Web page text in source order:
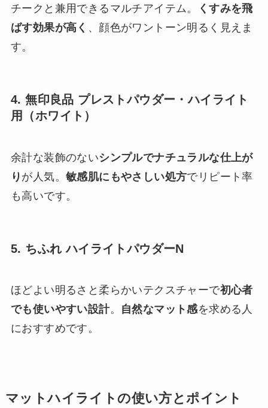
チークと兼用できるマルチアイテム。
くすみを飛
ばす効果が高く 、顔色がワントーン明るく見えま
す。
4. 無印良品 プレストパウダー・ハイライト
用（ホワイト）
余計な装飾のないシンプルでナチュラルな仕上が
り が人気。 敏感肌にもやさしい処方でリピート率
も高いです。
5. ちふれ ハイライトパウダーN
ほどよい明るさと柔らかいテクスチャーで初心者
でも使いやすい設計。 自然なマット感を求める人
におすすめです。
マットハイライトの使い方とポイント